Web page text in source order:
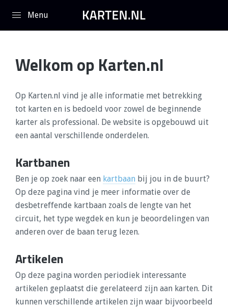
Welkom op Karten.nl
Op Karten.nl vind je alle informatie met betrekking
tot karten en is bedoeld voor zowel de beginnende
karter als professional. De website is opgebouwd uit
een aantal verschillende onderdelen.
Kartbanen
Ben je op zoek naar een kartbaan bij jou in de buurt?
Op deze pagina vind je meer informatie over de
desbetreffende kartbaan zoals de lengte van het
circuit, het type wegdek en kun je beoordelingen van
anderen over de baan terug lezen.
Artikelen
Op deze pagina worden periodiek interessante
artikelen geplaatst die gerelateerd zijn aan karten. Dit
kunnen verschillende artikelen zijn waar bijvoorbeeld